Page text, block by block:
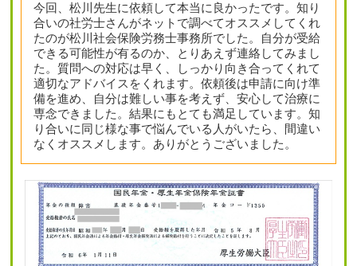
今回、松川先生に依頼して本当に良かったです。知り
合いの社労士さんがネットで調べてオススメしてくれ
たのが松川社会保険労務士事務所でした。自分が受給
できる可能性が有るのか、とりあえず連絡してみまし
た。質問への対応は早く、しっかり向き合ってくれて
適切なアドバイスをくれます。依頼後は申請に向け準
備を進め、自分は難しい事を考えず、安心して治療に
専念できました。結果にもとても満足しています。知
り合いに同じ様な事で悩んでいる人がいたら、間違い
なくオススメします。ありがとうございました。